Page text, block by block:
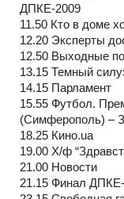
ДПКЕ-2009
11.50 Кто в доме
12.20 Эксперты
12.50 Выходные
13.15 Темный
14.15 Парламент
15.55 Футбол.
(Симферополь) –
18.25 Кино.ua
19.00 Х/ф
21.00 Новости
21.15 Финал